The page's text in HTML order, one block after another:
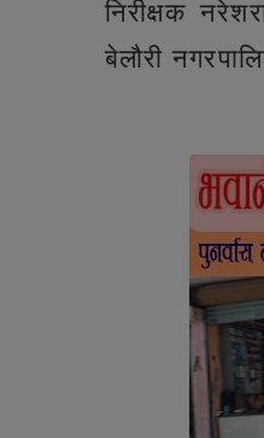
निरीक्षक
बेलौरी